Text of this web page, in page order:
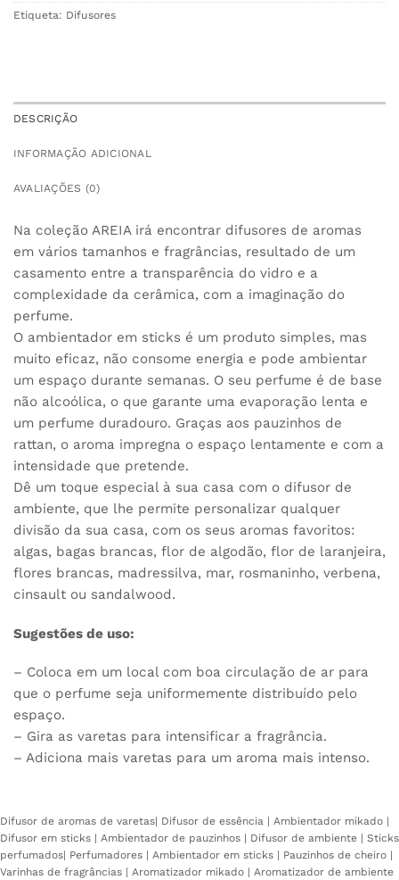
Etiqueta: Difusores
DESCRIÇÃO
INFORMAÇÃO ADICIONAL
AVALIAÇÕES (0)
Na coleção AREIA irá encontrar difusores de aromas
em vários tamanhos e fragrâncias, resultado de um
casamento entre a transparência do vidro e a
complexidade da cerâmica, com a imaginação do
perfume.
O ambientador em sticks é um produto simples, mas
muito eficaz, não consome energia e pode ambientar
um espaço durante semanas. O seu perfume é de base
não alcoólica, o que garante uma evaporação lenta e
um perfume duradouro. Graças aos pauzinhos de
rattan, o aroma impregna o espaço lentamente e com a
intensidade que pretende.
Dê um toque especial à sua casa com o difusor de
ambiente, que lhe permite personalizar qualquer
divisão da sua casa, com os seus aromas favoritos:
algas, bagas brancas, flor de algodão, flor de laranjeira,
flores brancas, madressilva, mar, rosmaninho, verbena,
cinsault ou sandalwood.
Sugestões de uso:
– Coloca em um local com boa circulação de ar para
que o perfume seja uniformemente distribuído pelo
espaço.
– Gira as varetas para intensificar a fragrância.
– Adiciona mais varetas para um aroma mais intenso.
Difusor de aromas de varetas| Difusor de essência | Ambientador mikado |
Difusor em sticks | Ambientador de pauzinhos | Difusor de ambiente | Sticks
perfumados| Perfumadores | Ambientador em sticks | Pauzinhos de cheiro |
Varinhas de fragrâncias | Aromatizador mikado | Aromatizador de ambiente